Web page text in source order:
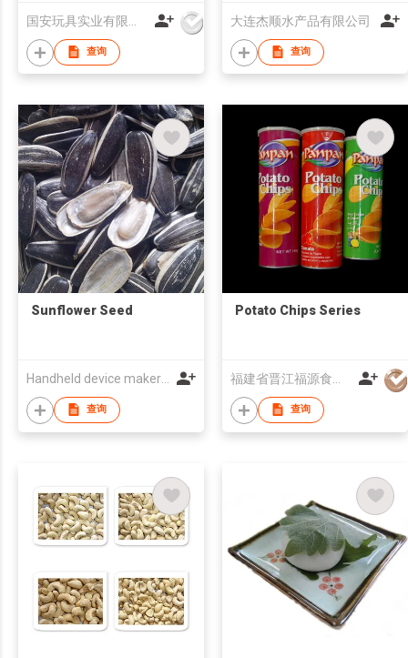
查询
大连杰顺水产品有限公司
查询
Sunflower Seed
Handheld device maker e-ten famous agricultural products co. ltd. gansu province
查询
Potato Chips Series
查询